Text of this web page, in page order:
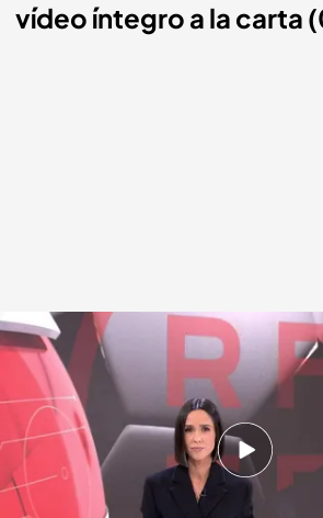
vídeo íntegro a la
Las noticias, de la mano de Alba Lago
Redacción digital Noticias Cuatro
04 ABR 2024 - 15:26h.
Luis Rubiales se presenta
caso de corrupción pero el